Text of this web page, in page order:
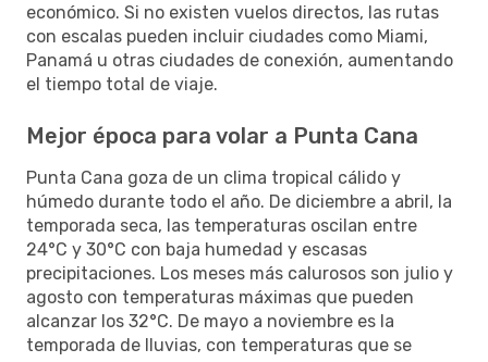
económico. Si no existen vuelos directos, las rutas
con escalas pueden incluir ciudades como Miami,
Panamá u otras ciudades de conexión, aumentando
el tiempo total de viaje.
Mejor época para volar a Punta Cana
Punta Cana goza de un clima tropical cálido y
húmedo durante todo el año. De diciembre a abril, la
temporada seca, las temperaturas oscilan entre
24°C y 30°C con baja humedad y escasas
precipitaciones. Los meses más calurosos son julio y
agosto con temperaturas máximas que pueden
alcanzar los 32°C. De mayo a noviembre es la
temporada de lluvias, con temperaturas que se